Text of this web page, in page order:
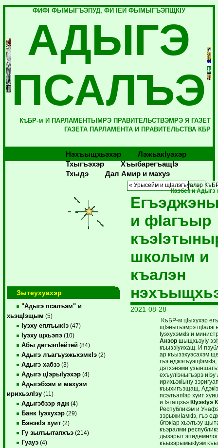
ФИФI ФЫМЫГЪЭПУД, ФИ IЕЙ ФЫМЫГЪЭПЩКIУ
АДЫГЭ
ПСАЛЪЭ
КъБР-м И ПАРЛАМЕНТЫМРЭ ПРАВИТЕЛЬСТВЭМРЭ Я ГАЗЕТ
ГАЗЕТА ПАРЛАМЕНТА И ПРАВИТЕЛЬСТВА КБР
Нэхъыщхьэхэр
Лэжьакlуэхэр
Тхыгъэхэр
Хъыбарегъащlэ
Тхыдэ
Дал Амир и махуэ
Зытеухуахэр
"Адыгэ псалъэм" и
хьэщIэщым (5)
Iуэху еплъыкIэ (47)
Iуэху щхьэпэ (10)
Абы дегъэпIейтей (84)
Адыгэ лъагъуэжьхэмкIэ (2)
Адыгэ хабзэ (3)
Адыгэ цIэрыIуэхэр (4)
Адыгэбзэм и махуэм
ирихьэлIэу (11)
Адыгэбзэр ядж (4)
Банк Iуэхухэр (29)
БэнэкIэ хуит (2)
Гу зылъытапхъэ (214)
Гуауэ (4)
« Урысейм и щIалэгъуалэр
Казбек и
и фIагъыр
школым и
къалэн
2021-08-28
КъБР-м цIыхухэр
щIэныгъэмрэ
IуэхухэмкIэ и
АнзоршыщхьэуIу
къызэIуихащ. И
ар къызэхуэсахэм
гъэ еджэгъуэщIэмкIэ,
дэтхэнэми
ехъулIэныгъэрэ иIэу
ирихьэкIыну
къыхигъэщащ.
псэлъапIэр хуит
и Iэтащхьэ КIуэкIуэ
Республикэм и
зэрыжиIамкIэ, гъэ
блэкIар хьэлъэу
къэралми
дызэрыт
къызэрымыкIуэм